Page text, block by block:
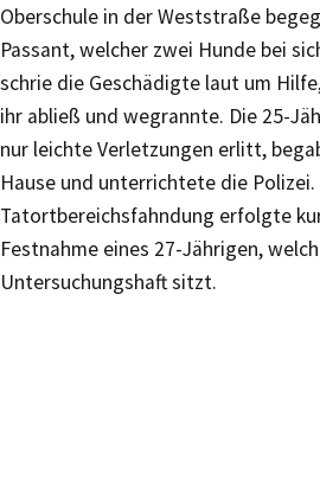
Oberschule in der Weststraße
Passant, welcher zwei Hunde bei
schrie die Geschädigte laut um
ihr abließ und wegrannte. Die 25-
nur leichte Verletzungen erlitt,
Hause und unterrichtete die Polizei.
Tatortbereichsfahndung erfolgte
Festnahme eines 27-Jährigen,
Untersuchungshaft sitzt.